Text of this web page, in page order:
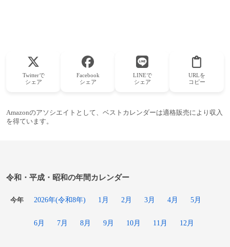
Twitterで
シェア
Facebook
シェア
LINEで
シェア
URLを
コピー
Amazonのアソシエイトとして、ベストカレンダーは適格販売により収入
を得ています。
令和・平成・昭和の年間カレンダー
今年 2026年(令和8年) 1月 2月 3月 4月 5月
6月 7月 8月 9月 10月 11月 12月